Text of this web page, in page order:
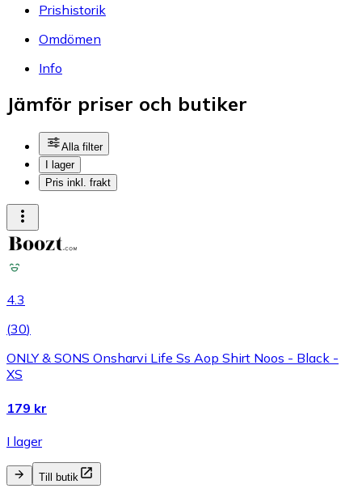
Prishistorik
Omdömen
Info
Jämför priser och butiker
Alla filter
I lager
Pris inkl. frakt
4.3
(30)
ONLY & SONS Onsharvi Life Ss Aop Shirt Noos - Black -
XS
179 kr
I lager
Till butik